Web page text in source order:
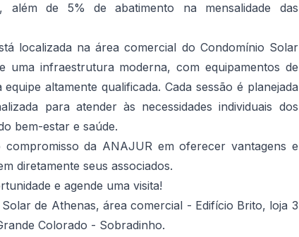
além de 5% de abatimento na mensalidade das
localizada na área comercial do Condomínio Solar
uma infraestrutura moderna, com equipamentos de
altamente qualificada. Cada sessão é planejada
para atender às necessidades individuais dos
bem-estar e saúde.
da ANAJUR em oferecer vantagens e
diretamente seus associados.
e agende uma visita!
Solar de Athenas, área comercial - Edifício Brito, loja 3
Colorado - Sobradinho.